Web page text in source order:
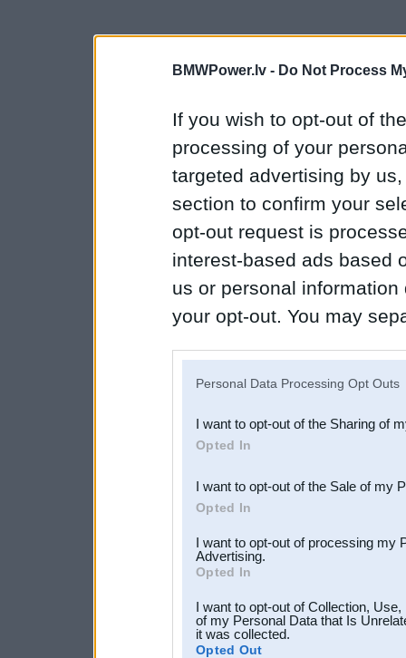
BMWPower.lv - Do Not Process
If you wish to opt-out of
processing of your
targeted advertising by
section to confirm your
opt-out request is
interest-based ads based
us or personal
your opt-out. You may
Downstream Participants
third parties.
Personal Data Processing Opt Outs
I want to opt-out of the Sharing of
Opted In
I want to opt-out of the Sale of my
Opted In
I want to opt-out of processing my
Advertising.
Opted In
I want to opt-out of Collection,
of my Personal Data that Is
it was collected.
Opted Out